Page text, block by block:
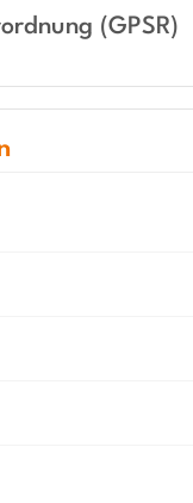
(GPSR)